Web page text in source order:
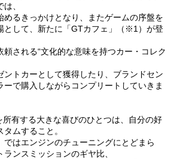
、
めるきっかけとなり、またゲームの序盤を
として、新たに「GTカフェ」（※1）が登
される“文化的な意味を持つカー・コレク
ントカーとして獲得したり、ブランドセン
ーで購入しながらコンプリートしていきま
有する大きな喜びのひとつは、自分の好
ムすること。
ではエンジンのチューニングにとどまら
ンスミッションのギヤ比、